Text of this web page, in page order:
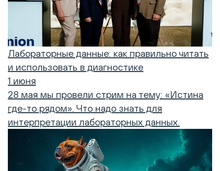
Лабораторные данные: как правильно читать
и использовать в диагностике
1 июня
28 мая мы провели стрим на тему: «Истина
где-то рядом». Что надо знать для
интерпретации лабораторных данных.